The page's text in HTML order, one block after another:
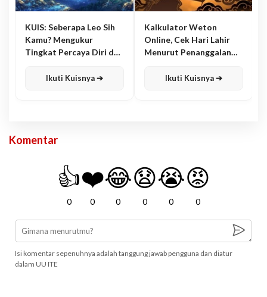
KUIS: Seberapa Leo Sih
Kamu? Mengukur
Tingkat Percaya Diri dan
Ikuti Kuisnya ➔
Kalkulator Weton
Online, Cek Hari Lahir
Menurut Penanggalan
Ikuti Kuisnya ➔
Komentar
👍
0
❤️
0
😂
0
😧
0
😭
0
😡
0
Isi komentar sepenuhnya adalah tanggung jawab pengguna dan diatur
dalam UU ITE